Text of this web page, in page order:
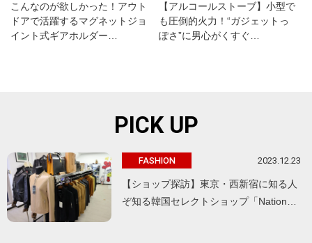
こんなのが欲しかった！アウト
ドアで活躍するマグネットジョ
イント式ギアホルダー…
【アルコールストーブ】小型で
も圧倒的火力！“ガジェットっ
ぽさ”に男心がくすぐ…
PICK UP
FASHION 2023.12.23
【ショップ探訪】東京・西新宿に知る人
ぞ知る韓国セレクトショップ「Nation…